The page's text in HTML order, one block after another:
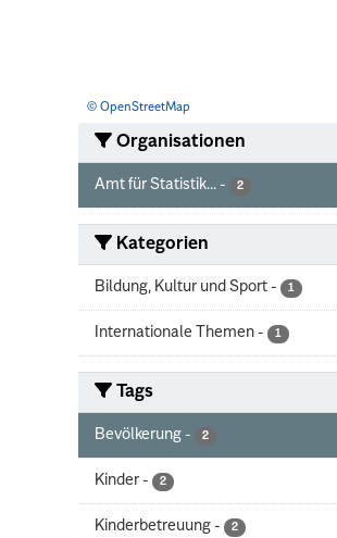
© OpenStreetMap
Organisationen
Amt für Statistik... - 2
Kategorien
Bildung, Kultur und Sport - 1
Internationale Themen - 1
Tags
Bevölkerung - 2
Kinder - 2
Kinderbetreuung - 2